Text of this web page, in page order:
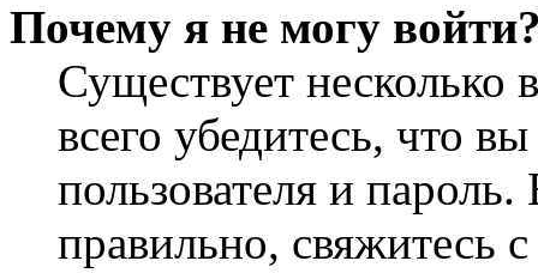
Почему я не могу
Существует
всего убедитесь, что
пользователя и
правильно, свяжитесь